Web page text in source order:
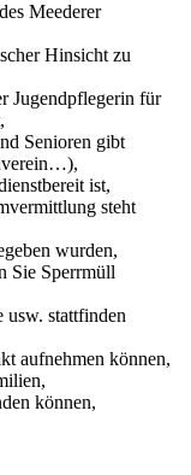
Meederer
Hinsicht zu
Jugendpflegerin für
Senioren gibt
ist,
steht
wurden,
Sie Sperrmüll
usw. stattfinden
aufnehmen können,
können,